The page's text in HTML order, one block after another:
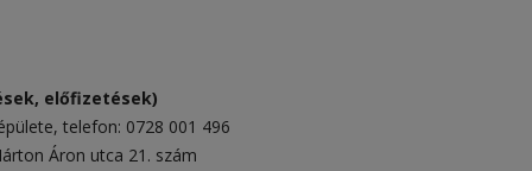
előfizetések)
, telefon: 0728 001 496
Áron utca 21. szám